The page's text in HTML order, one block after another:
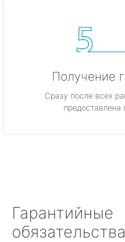
Получение
Сразу после всех
предоставлена
Гарантийные
обязательства